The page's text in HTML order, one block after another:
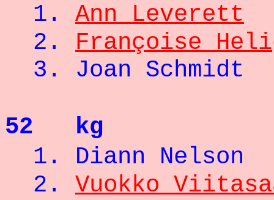
1. Ann Leverett
2. Françoise
3. Joan
52 kg
1. Diann
2. Vuokko